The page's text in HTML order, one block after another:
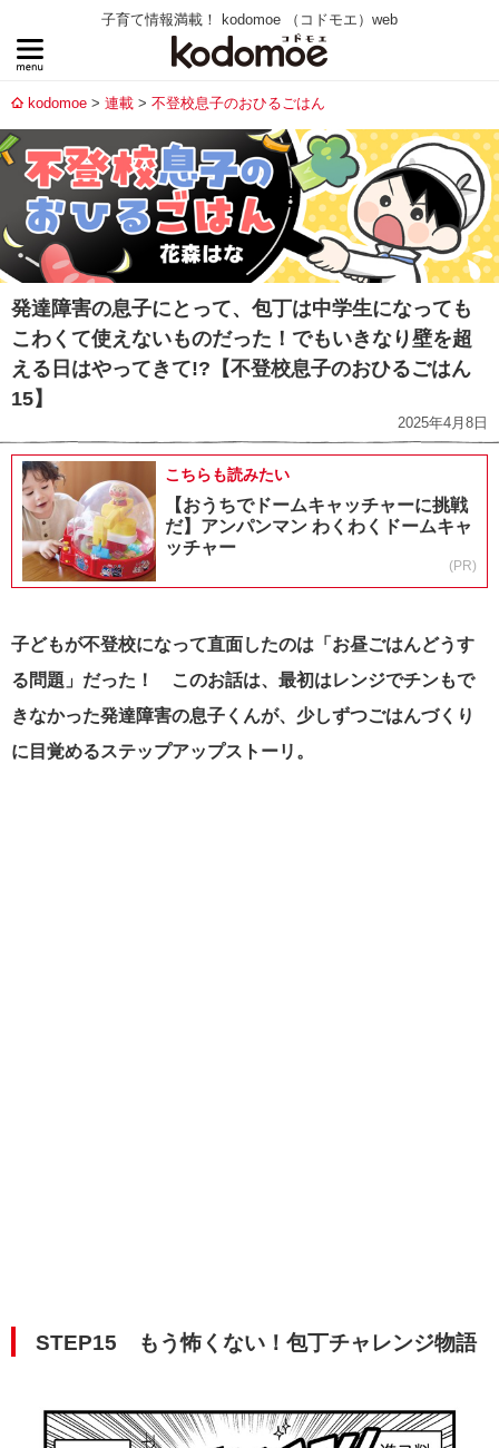
子育て情報満載！ kodomoe （コドモエ）web
kodomoe 連載 不登校息子のおひるごはん
発達障害の息子にとって、包丁は中学生になっても
こわくて使えないものだった！でもいきなり壁を超
える日はやってきて!?【不登校息子のおひるごはん
15】
2025年4月8日
こちらも読みたい
【おうちでドームキャッチャーに挑戦
だ】アンパンマン わくわくドームキャ
ッチャー
(PR)
子どもが不登校になって直面したのは「お昼ごはんどうす
る問題」だった！ このお話は、最初はレンジでチンもで
きなかった発達障害の息子くんが、少しずつごはんづくり
に目覚めるステップアップストーリ。
STEP15 もう怖くない！包丁チャレンジ物語